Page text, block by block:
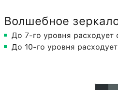
Волшебное
До 7-го уровня расходует
До 10-го уровня